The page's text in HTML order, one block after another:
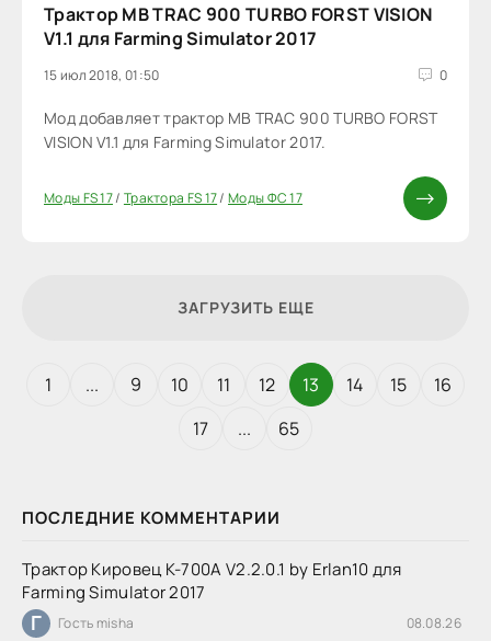
ПОСЛЕДНИЕ КОММЕНТАРИИ
Трактор Кировец К-700А V2.2.0.1 by Erlan10 для
Farming Simulator 2017
Г Гость misha 08.08.26
Трактор MB TRAC 900 TURBO FORST VISION
V1.1 для Farming Simulator 2017
15 июл 2018, 01:50 0
Мод добавляет трактор MB TRAC 900 TURBO FORST
VISION V1.1 для Farming Simulator 2017.
Моды FS 17/ Трактора FS 17/Моды ФС 17
ЗАГРУЗИТЬ ЕЩЕ
1 ... 9 10 11 12 13 14 15
16
17
... 65